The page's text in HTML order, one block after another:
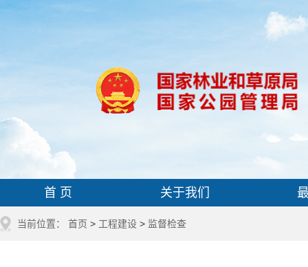
首 页 关于我们
当前位置： 首页 > 工程建设 > 监督检查